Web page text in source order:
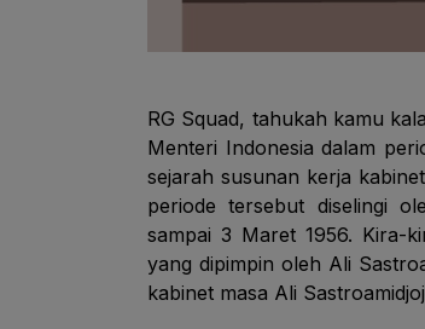
RG Squad, tahukah kamu
Menteri Indonesia dalam
sejarah susunan kerja
periode tersebut diselingi
sampai 3 Maret 1956. Kira-
yang dipimpin oleh Ali
kabinet masa Ali